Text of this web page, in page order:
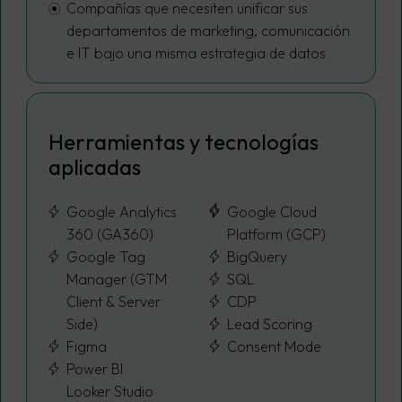
Compañías que necesiten unificar sus
departamentos de marketing, comunicación
e IT bajo una misma estrategia de datos
Herramientas y tecnologías
aplicadas
Google Analytics
360 (GA360)
Google Tag
Manager (GTM
Client & Server
Side)
Figma
Power BI
Looker Studio
Google Cloud
Platform (GCP)
BigQuery
SQL
CDP
Lead Scoring
Consent Mode